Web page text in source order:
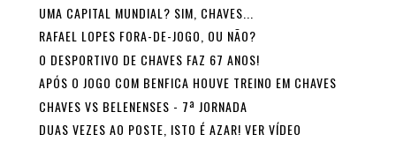
UMA CAPITAL MUNDIAL? SIM, CHAVES...
RAFAEL LOPES FORA-DE-JOGO, OU NÃO?
O DESPORTIVO DE CHAVES FAZ 67 ANOS!
APÓS O JOGO COM BENFICA HOUVE TREINO EM CHAVES
CHAVES VS BELENENSES - 7ª JORNADA
DUAS VEZES AO POSTE, ISTO É AZAR! VER VÍDEO